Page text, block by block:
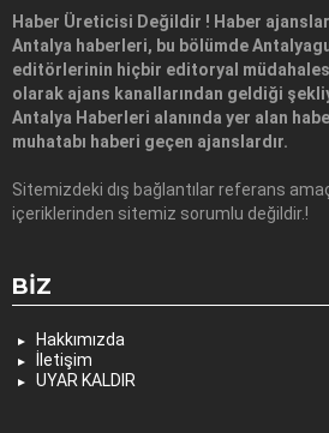
Haber Üreticisi Değildir ! Haber
Antalya haberleri, bu bölümde
editörlerinin hiçbir editoryal
olarak ajans kanallarından geldiği
Antalya Haberleri alanında yer alan
muhatabı haberi geçen ajanslardır.
Sitemizdeki dış bağlantılar referans
içeriklerinden sitemiz sorumlu değildir.!
BIZ
Hakkımızda
İletişim
UYAR KALDIR